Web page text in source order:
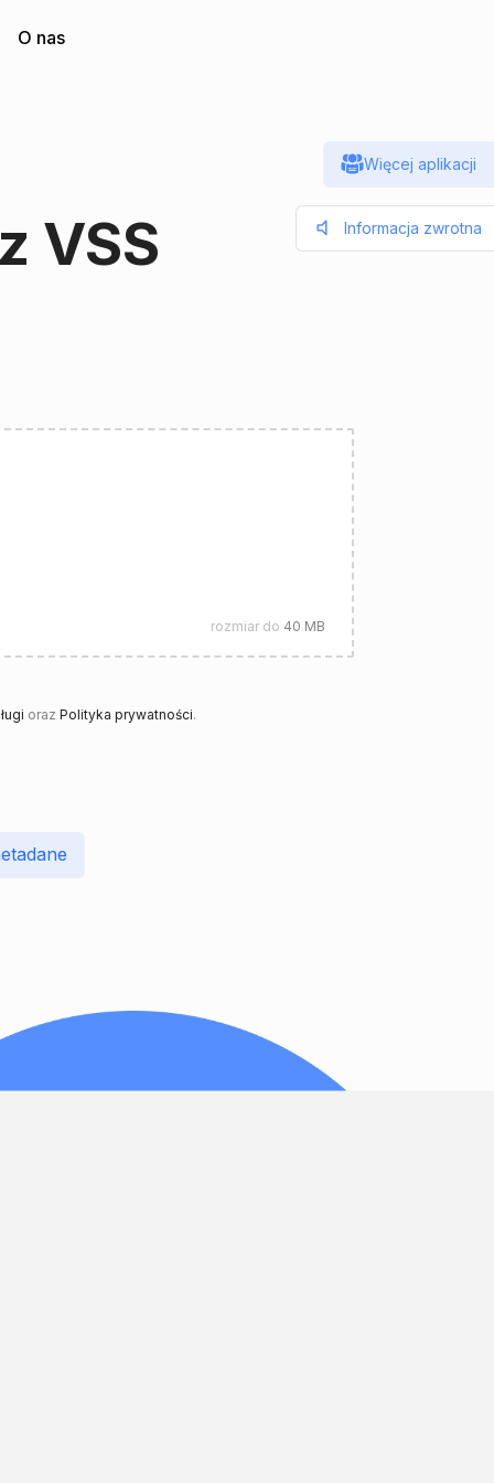
O nas
VSS
rozmiar do 40 MB
oraz Polityka prywatności.
Więcej aplikacji
Informacja zwrotna